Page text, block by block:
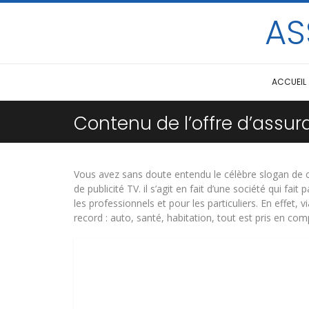
ACCUEIL
Contenu de l’offre
Vous avez sans doute entendu le célèbre slogan
de publicité TV. il s’agit en fait d’une société qui fait
les professionnels et pour les particuliers. En effet,
record : auto, santé, habitation, tout est pris en